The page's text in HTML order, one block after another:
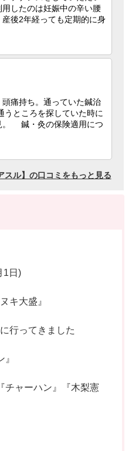
1日)
キ大盛』
行ってきました
チャーハン』『木梨憲